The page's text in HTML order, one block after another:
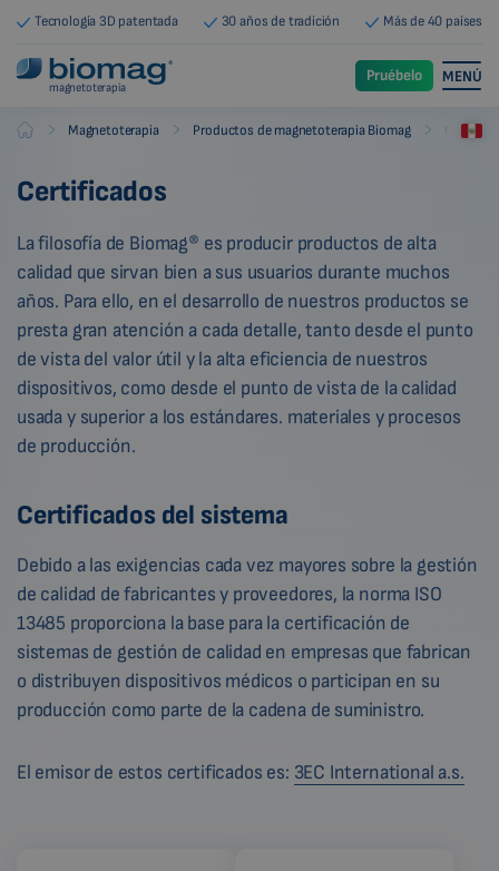
Tecnología 3D patentada 30 años de tradición Más de 40 países
magnetoterapia
Pruébelo MENÚ
Biomag Magnetoterapia Productos de magnetoterapia Biomag
Certificados
La filosofía de Biomag® es producir productos de alta
calidad que sirvan bien a sus usuarios durante muchos
años. Para ello, en el desarrollo de nuestros productos se
presta gran atención a cada detalle, tanto desde el punto
de vista del valor útil y la alta eficiencia de nuestros
dispositivos, como desde el punto de vista de la calidad
usada y superior a los estándares. materiales y procesos
de producción.
Certificados del sistema
Debido a las exigencias cada vez mayores sobre la gestión
de calidad de fabricantes y proveedores, la norma ISO
13485 proporciona la base para la certificación de
sistemas de gestión de calidad en empresas que fabrican
o distribuyen dispositivos médicos o participan en su
producción como parte de la cadena de suministro.
El emisor de estos certificados es: 3EC International a.s.